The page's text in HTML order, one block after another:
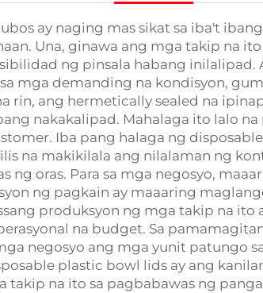
ay naging mas sikat sa iba't
Una, ginawa ang mga takip na
ng pinsala habang inilalipad.
mga demanding na kondisyon,
rin, ang hermetically sealed na
nakakalipad. Mahalaga ito lalo
Iba pang halaga ng
na makikilala ang nilalaman ng
oras. Para sa mga negosyo,
ng pagkain ay maaaring
produksyon ng mga takip na ito
na budget. Sa
negosyo ang mga yunit patungo
plastic bowl lids ay ang
takip na ito sa pagbabawas ng